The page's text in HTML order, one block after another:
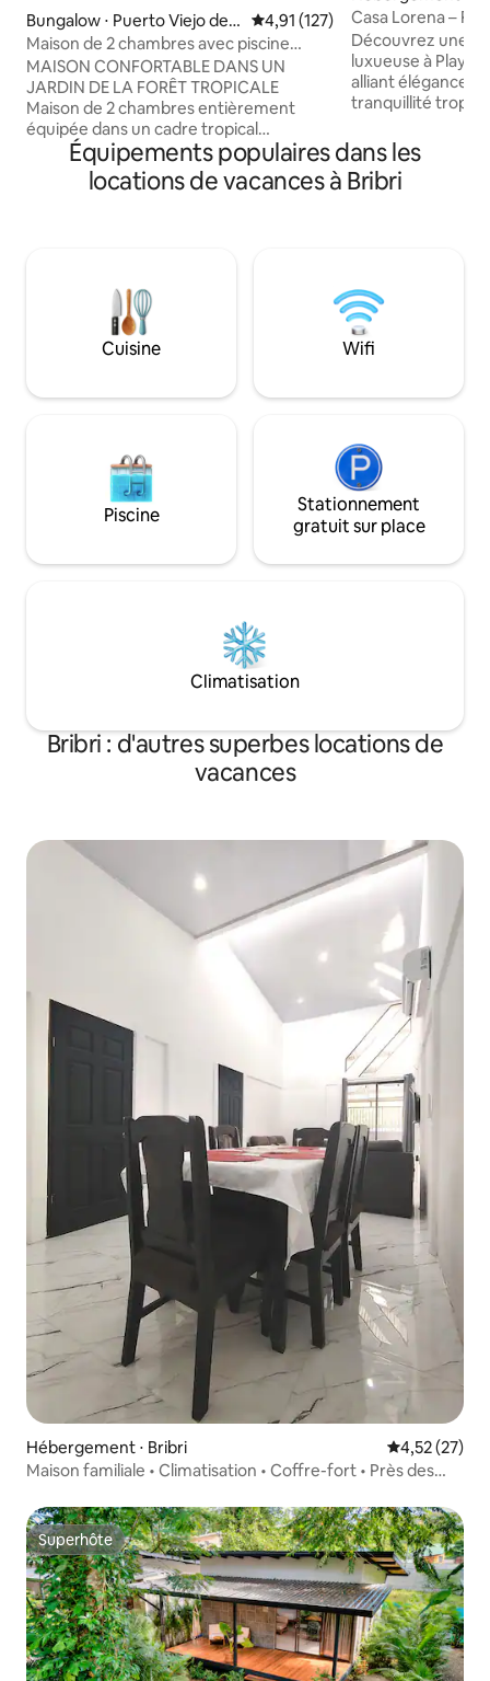
Bungalow ⋅ Puerto Viejo de T
alamanca
Évaluation moyenne sur la
4,91 (127)
Maison de 2 chambres avec piscine
privée dans un jardin de jungle
MAISON CONFORTABLE DANS UN
JARDIN DE LA FORÊT TROPICALE
Maison de 2 chambres entièrement
équipée dans un cadre tropical
merveilleux. Profitez de la nature et
observez la faune à Casa Lirio. À
distance de marche de magnifiques
entièrement équipée avec tous les
éléments de base et eau en bouteille de
18 L. Climatisation. Petit déjeuner 15 $ US
par personne et par jour, service de
trouve à la périphérie de la propriété, il y
Casa Lorena –
Piscine et
Découvrez une
luxueuse à Playa
alliant élégance
tranquillité tropicale. Entrez
des parois de
piscine
gastronomique
Rafraîchissez-
de type spa ou
chic. À quelques pas des merveilles de la
nature, ce
Équipements populaires dans les
locations de vacances à Bribri
Cuisine Wifi
Piscine
Stationnement
gratuit sur place
Climatisation
Bribri : d'autres superbes locations de
vacances
Hébergement ⋅ Bribri Évaluation
4,52 (27)
Maison familiale • Climatisation • Coffre-fort • Près des
Superhôte
Superhôte